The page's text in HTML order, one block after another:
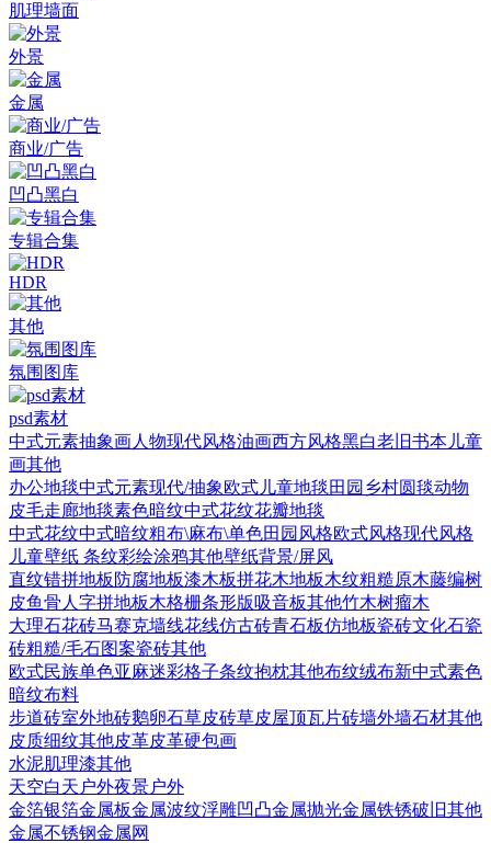
肌理墙面
外景
金属
商业/广告
凹凸黑白
专辑合集
HDR
其他
氛围图库
psd素材
中式元素抽象画人物现代风格油画西方风格黑白老旧书本 儿童
画其他
办公地毯中式元素现代/抽象欧式 儿童地毯 田园乡村圆毯动物
皮毛走廊地毯素色暗纹中式花纹花瓣地毯
中式花纹中式暗纹粗布\麻布\单色田园风格欧式风格现代风格
儿童壁纸 条纹彩绘涂鸦其他壁纸背景/屏风
直纹错拼地板 防腐地板漆木板拼花木地板木纹粗糙原木藤编树
皮鱼骨人字拼地板木格栅条形版吸音板其他竹木树瘤木
大理石花砖马赛克墙线花线仿古砖青石板仿地板瓷砖文化石瓷
砖粗糙/毛石图案瓷砖其他
欧式民族单色亚麻迷彩格子条纹抱枕其他布纹绒布新中式素色
暗纹布料
步道砖室外地砖鹅卵石草皮砖草皮屋顶瓦片砖墙外墙石材其他
皮质细纹其他皮革皮革硬包画
水泥肌理漆其他
天空白天户外夜景户外
金箔银箔金属板金属波纹浮雕凹凸金属抛光金属铁锈破旧其他
金属不锈钢金属网